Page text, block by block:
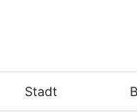
Stadt